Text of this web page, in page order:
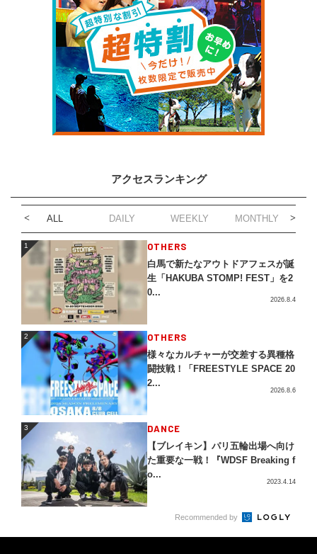
アクセスランキング
ALL DAILY WEEKLY MONTHLY
1 OTHERS
白馬で新たなアウトドアフェスが誕
生「HAKUBA STOMP! FEST」を2
0...
2026.8.4
2 OTHERS
様々なカルチャーが交差する異種格
闘技戦！「FREESTYLE SPACE 20
2...
2026.8.6
3 DANCE
【ブレイキン】パリ五輪出場へ向け
た重要な一戦！『WDSF Breaking f
o...
2023.4.14
DOUBLEDUTCH
この夏の主役に相応しいGRAND P
Recommended by